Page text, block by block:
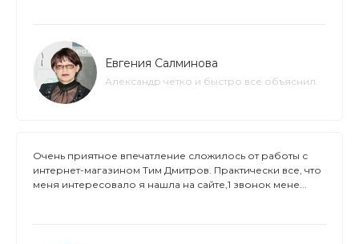
Евгения Салминова
Александр четко и быстро все объяснил.
Очень приятное впечатление сложилось от работы с
интернет-магазином Тим Дмитров. Практически все, что
меня интересовало я нашла на сайте,1 звонок мене...